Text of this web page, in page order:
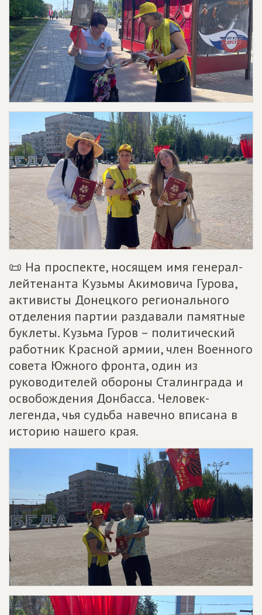
📜 На проспекте, носящем имя генерал-
лейтенанта Кузьмы Акимовича Гурова,
активисты Донецкого регионального
отделения партии раздавали памятные
буклеты. Кузьма Гуров – политический
работник Красной армии, член Военного
совета Южного фронта, один из
руководителей обороны Сталинграда и
освобождения Донбасса. Человек-
легенда, чья судьба навечно вписана в
историю нашего края.